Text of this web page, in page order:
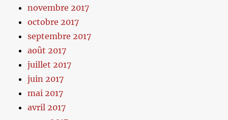
novembre 2017
octobre 2017
septembre 2017
août 2017
juillet 2017
juin 2017
mai 2017
avril 2017